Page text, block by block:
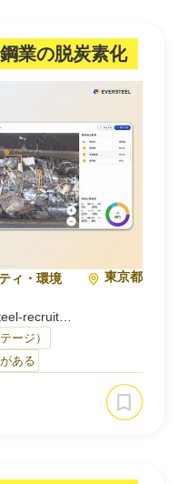
、全体プロセスから各
理し、業務改善サイク
な再設計を可能にする
ス化してしまい、つか
れをさまざまな粒度で
依存しない形での業務
バーする唯…
業の脱炭素化
ィ・環境
東京都
recruit
ョンの開発・提供
ップを高精度に解析す
す。
ることにより、効率的
ージ）
ある